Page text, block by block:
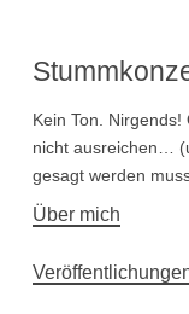
Kein Ton.
nicht ausreichen…
gesagt werden
Über mich